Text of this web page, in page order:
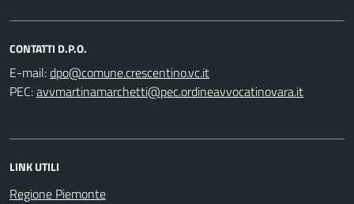
CONTATTI D.P.O.
E-mail:
PEC:
LINK UTILI
Regione Piemonte